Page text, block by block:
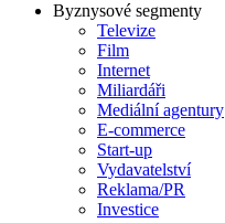
Byznysové segmenty
Televize
Film
Internet
Miliardáři
Mediální agentury
E-commerce
Start-up
Vydavatelství
Reklama/PR
Investice